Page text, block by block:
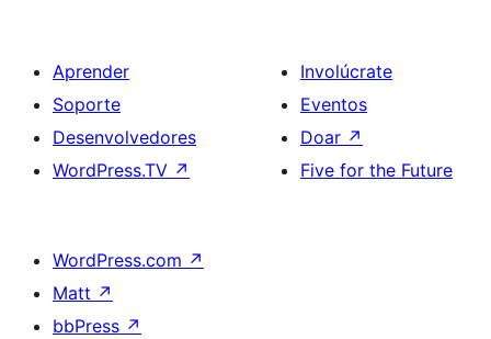
Aprender
Soporte
Desenvolvedores
WordPress.TV ↗
Involúcrate
Eventos
Doar ↗
Five for the Future
WordPress.com ↗
Matt ↗
bbPress ↗